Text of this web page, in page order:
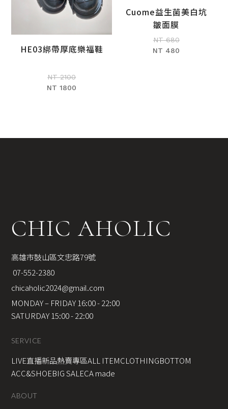
HE03綁帶厚底樂福鞋
NT 2100
NT 1800
加入購物車
Cuome益生菌美白坑
皺面膜
NT 680
NT 480
CHIC AHOLIC
高雄市鼓山區文忠路79號
07-552-2380
chicaholic2024@gmail.com
MONDAY – FRIDAY 16:00 - 22:00
SATURDAY 15:00 - 22:00
SERVICE
LIVE直播新品熱賣專區ALL ITEMCLOTHINGBOTTOM
ACC&SHOEBIG SALECA made
ABOUT